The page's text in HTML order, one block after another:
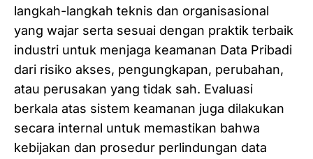
langkah-langkah teknis dan organisasional
yang wajar serta sesuai dengan praktik terbaik
industri untuk menjaga keamanan Data Pribadi
dari risiko akses, pengungkapan, perubahan,
atau perusakan yang tidak sah. Evaluasi
berkala atas sistem keamanan juga dilakukan
secara internal untuk memastikan bahwa
kebijakan dan prosedur perlindungan data